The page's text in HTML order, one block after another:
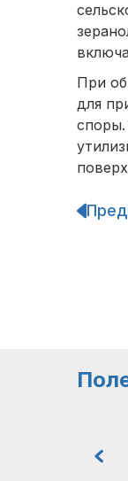
При
для